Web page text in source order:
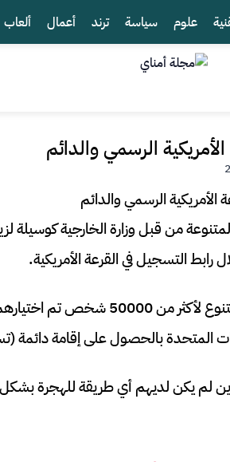
علوم سياسة ترند أعمال ألعاب
الرسمي والدائم
من قبل وزارة الخارجية كوسيلة
التسجيل في القرعة الأمريكية.
كل عام، يسمح برنامج تأشيرة
المتحدة بالحصول على إقامة دائمة
لم يكن لديهم أي طريقة للهجرة